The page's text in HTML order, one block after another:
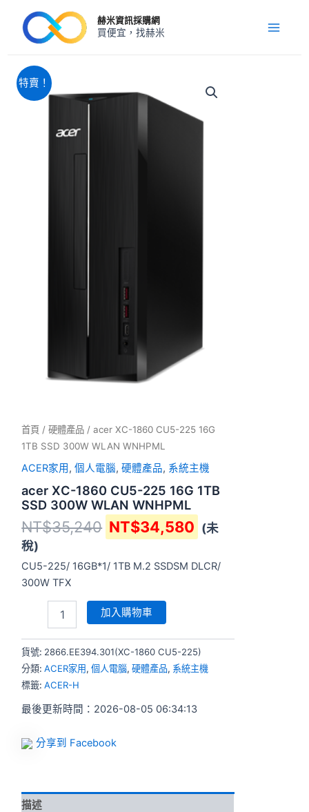
赫米資訊採購網
買便宜，找赫米
Menu
特賣！
首頁 /硬體產品 / acer XC-1860 CU5-225 16G
1TB SSD 300W WLAN WNHPML
ACER家用 ,個人電腦,硬體產品, 系統主機
acer XC-1860 CU5-225 16G 1TB
SSD 300W WLAN WNHPML
NT$35,240
始
NT$34,580
前
格：
(未
稅)
CU5-225/ 16GB*1/ 1TB M.2 SSDSM DLCR/
300W TFX
acer
XC-
1860
加入購物車
貨號: 2866.EE394.301(XC-1860 CU5-225)
分類:ACER家用,個人電腦,硬體產品, 系統主機
標籤:ACER-H
最後更新時間：2026-08-05 06:34:13
分享到 Facebook
描述